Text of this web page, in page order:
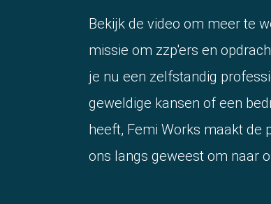
Bekijk de video om meer te
missie om zzp'ers en
je nu een zelfstandig
geweldige kansen of een
heeft, Femi Works maakt de
ons langs geweest om naar